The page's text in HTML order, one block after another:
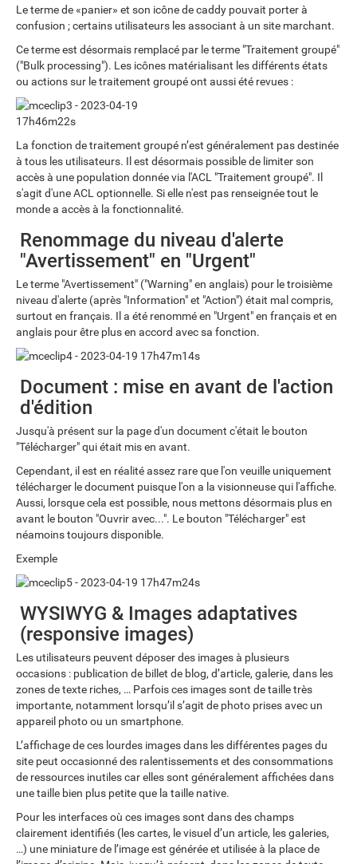
Le terme de «panier» et son icône de caddy pouvait porter à
confusion ; certains utilisateurs les associant à un site marchant.
Ce terme est désormais remplacé par le terme "Traitement groupé"
("Bulk processing"). Les icônes matérialisant les différents états
ou actions sur le traitement groupé ont aussi été revues :
La fonction de traitement groupé n’est généralement pas destinée
à tous les utilisateurs. Il est désormais possible de limiter son
accès à une population donnée via l'ACL "Traitement groupé". Il
s'agit d'une ACL optionnelle. Si elle n'est pas renseignée tout le
monde a accès à la fonctionnalité.
Renommage du niveau d'alerte
"Avertissement" en "Urgent"
Le terme "Avertissement" ("Warning" en anglais) pour le troisième
niveau d'alerte (après "Information" et "Action") était mal compris,
surtout en français. Il a été renommé en "Urgent" en français et en
anglais pour être plus en accord avec sa fonction.
Document : mise en avant de l'action
d'édition
Jusqu'à présent sur la page d'un document c'était le bouton
"Télécharger" qui était mis en avant.
Cependant, il est en réalité assez rare que l'on veuille uniquement
télécharger le document puisque l'on a la visionneuse qui l'affiche.
Aussi, lorsque cela est possible, nous mettons désormais plus en
avant le bouton "Ouvrir avec...". Le bouton "Télécharger" est
néamoins toujours disponible.
Exemple
WYSIWYG & Images adaptatives
(responsive images)
Les utilisateurs peuvent déposer des images à plusieurs
occasions : publication de billet de blog, d’article, galerie, dans les
zones de texte riches, … Parfois ces images sont de taille très
importante, notamment lorsqu’il s’agit de photo prises avec un
appareil photo ou un smartphone.
L’affichage de ces lourdes images dans les différentes pages du
site peut occasionné des ralentissements et des consommations
de ressources inutiles car elles sont généralement affichées dans
une taille bien plus petite que la taille native.
Pour les interfaces où ces images sont dans des champs
clairement identifiés (les cartes, le visuel d’un article, les galeries,
…) une miniature de l’image est générée et utilisée à la place de